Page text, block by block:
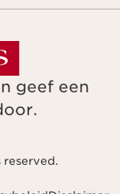
geef een